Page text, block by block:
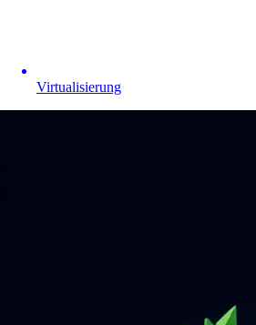
Virtualisierung